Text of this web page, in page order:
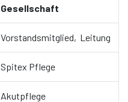
Gesellschaft
Vorstandsmitglied, Leitung
Spitex Pflege
Akutpflege